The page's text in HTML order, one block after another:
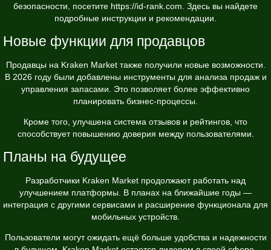
безопасности, посетите https://id-rank.com . Здесь вы найдете
подробные инструкции и рекомендации.
Новые функции для продавцов
Продавцы на Kraken Market также получили новые возможности.
В 2026 году были добавлены инструменты для анализа продаж и
управления запасами. Это позволяет более эффективно
планировать бизнес-процессы.
Кроме того, улучшена система отзывов и рейтингов, что
способствует повышению доверия между пользователями.
Планы на будущее
Разработчики Kraken Market продолжают работать над
улучшением платформы. В планах на ближайшие годы —
интеграция с другими сервисами и расширение функционала для
мобильных устройств.
Пользователи могут ожидать ещё больше удобства и надежности